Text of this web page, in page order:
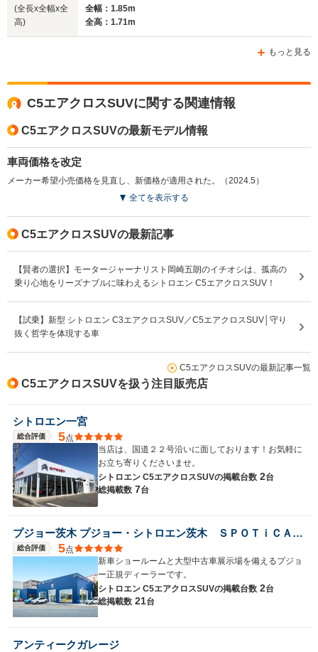
WLTCモード
燃費
排気量
駆動方式
12.8km/L
18.4km/L
1598cc
FF
18.0km/L
21.3km/L
1199～1498cc
FF FF
(全長x全幅x全
高)
全幅：1.85m
全高：1.71m
もっと見る
C5エアクロスSUVに関する関連情報
C5エアクロスSUVの最新モデル情報
車両価格を改定
メーカー希望小売価格を見直し、新価格が適用された。（2024.5）
全てを表示する
C5エアクロスSUVの最新記事
【賢者の選択】モータージャーナリスト岡崎五朗のイチオシは、孤高の
乗り心地をリーズナブルに味わえるシトロエン C5エアクロスSUV！
【試乗】新型 シトロエン C3エアクロスSUV／C5エアクロスSUV│守り
抜く哲学を体現する車
C5エアクロスSUVの最新記事一覧
C5エアクロスSUVを扱う注目販売店
シトロエン一宮
総合評価 5点
当店は、国道２２号沿いに面しております！お気軽に
お立ち寄りくださいませ。
シトロエン C5エアクロスSUVの掲載台数 2台
総掲載数 7台
プジョー茨木 プジョー・シトロエン茨木 ＳＰＯＴｉＣＡＲコーナー
総合評価 5点
新車ショールームと大型中古車展示場を備えるプジョ
ー正規ディーラーです。
シトロエン C5エアクロスSUVの掲載台数 2台
総掲載数 21台
アンティークガレージ